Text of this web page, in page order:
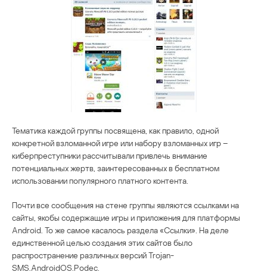
Тематика каждой группы посвящена, как правило, одной
конкретной взломанной игре или набору взломанных игр –
киберпреступники рассчитывали привлечь внимание
потенциальных жертв, заинтересованных в бесплатном
использовании популярного платного контента.
Почти все сообщения на стене группы являются ссылками на
сайты, якобы содержащие игры и приложения для платформы
Android. То же самое касалось раздела «Ссылки». На деле
единственной целью создания этих сайтов было
распространение различных версий Trojan-
SMS.AndroidOS.Podec.